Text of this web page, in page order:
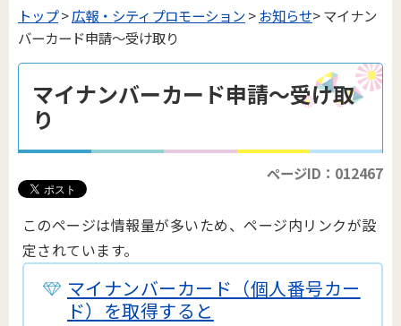
トップ>広報・シティプロモーション>お知らせ> マイナン
バーカード申請～受け取り
マイナンバーカード申請～受け取
り
ページID：012467
このページは情報量が多いため、ページ内リンクが設
定されています。
マイナンバーカード（個人番号カー
ド）を取得すると